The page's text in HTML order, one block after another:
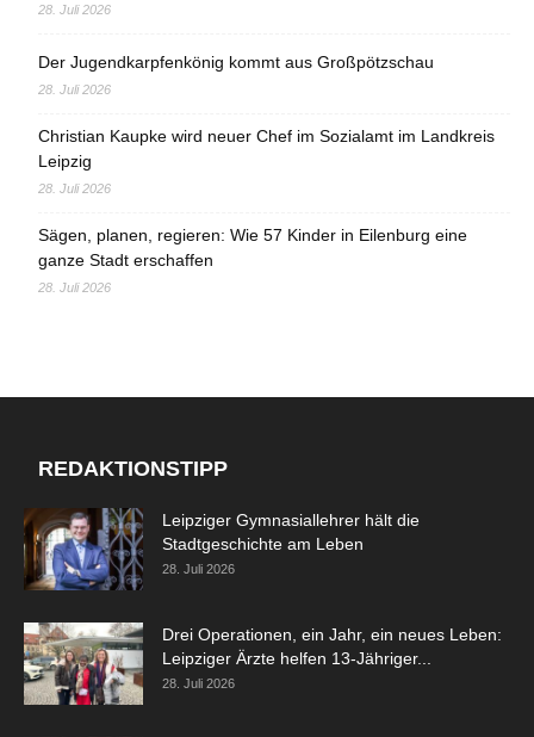
28. Juli 2026
Der Jugendkarpfenkönig kommt aus Großpötzschau
28. Juli 2026
Christian Kaupke wird neuer Chef im Sozialamt im Landkreis
Leipzig
28. Juli 2026
Sägen, planen, regieren: Wie 57 Kinder in Eilenburg eine
ganze Stadt erschaffen
28. Juli 2026
REDAKTIONSTIPP
Leipziger Gymnasiallehrer hält die
Stadtgeschichte am Leben
28. Juli 2026
Drei Operationen, ein Jahr, ein neues Leben:
Leipziger Ärzte helfen 13-Jähriger...
28. Juli 2026